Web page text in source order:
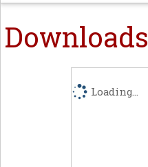
Downloads
Loading...